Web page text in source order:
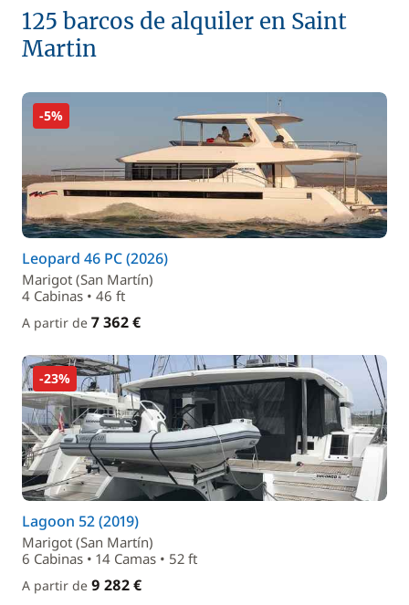
125 barcos de alquiler en Saint
Martin
-5%
Leopard 46 PC (2026)
Marigot (San Martín)
4 Cabinas • 46 ft
A partir de 7 362 €
-23%
Lagoon 52 (2019)
Marigot (San Martín)
6 Cabinas • 14 Camas • 52 ft
A partir de 9 282 €